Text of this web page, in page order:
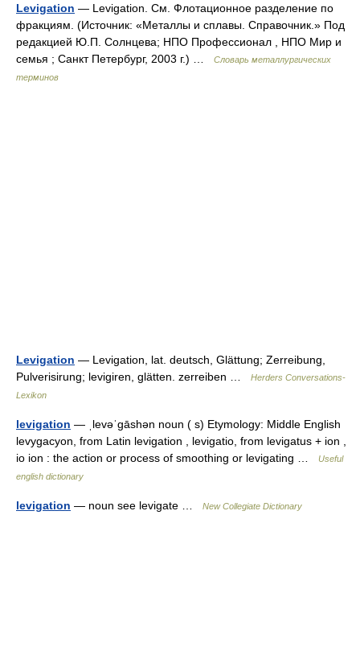
Levigation — Levigation. См. Флотационное разделение по
фракциям. (Источник: «Металлы и сплавы. Справочник.» Под
редакцией Ю.П. Солнцева; НПО Профессионал , НПО Мир и
семья ; Санкт Петербург, 2003 г.) …
Словарь металлургических
терминов
Levigation — Levigation, lat. deutsch, Glättung; Zerreibung,
Pulverisirung; levigiren, glätten. zerreiben …
Herders Conversations-
Lexikon
levigation — ˌlevəˈgāshən noun ( s) Etymology: Middle English
levygacyon, from Latin levigation , levigatio, from levigatus + ion ,
io ion : the action or process of smoothing or levigating …
Useful
english dictionary
levigation — noun see levigate … New Collegiate Dictionary